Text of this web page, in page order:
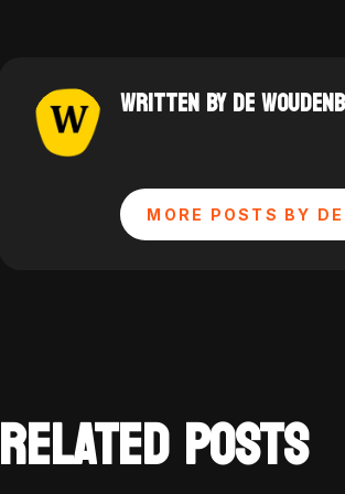
WRITTEN BY DE
MORE POSTS BY DE
RELATED POSTS